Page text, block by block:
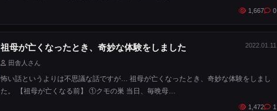
1,667 0
祖母が亡くなったとき、奇妙な体験をしました 2022.01.11
田舎人さん
怖い話というよりは不思議な話ですが… 祖母が亡くなったとき、奇妙な体験をしまし
た。 【祖母が亡くなる前】 ①クモの巣 当日、毎晩母…
1,472 1